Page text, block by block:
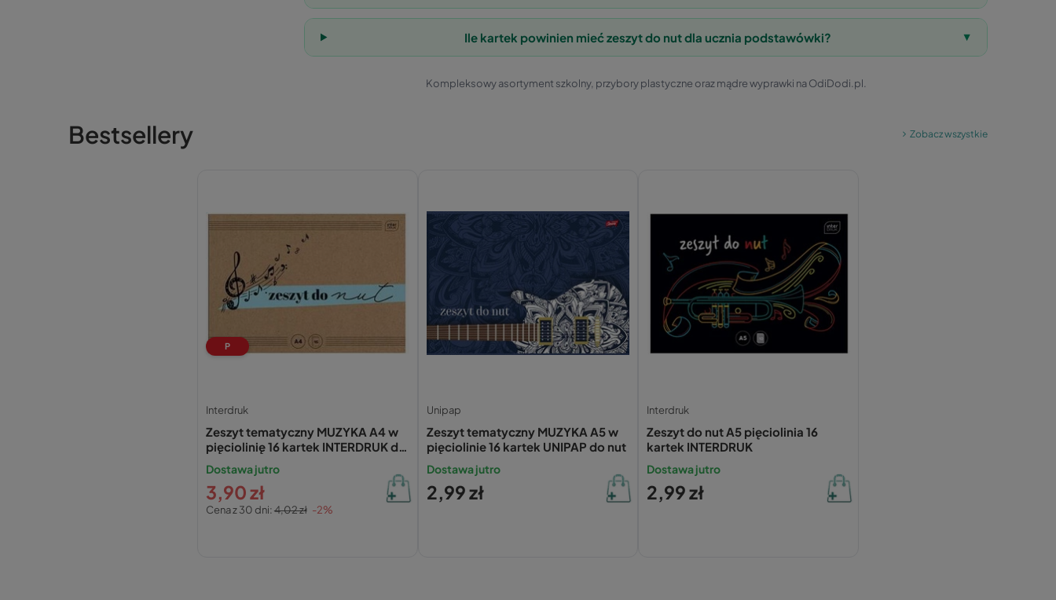
Ile kartek powinien mieć zeszyt do nut dla ucznia podstawówki? ▼
Kompleksowy asortyment szkolny, przybory plastyczne oraz mądre wyprawki na OdiDodi.pl.
Bestsellery Zobacz wszystkie
P
Interdruk
Zeszyt tematyczny MUZYKA A4 w
pięciolinię 16 kartek INTERDRUK do
nut
Dostawa jutro
3,90 zł
Cena z 30 dni:4,02 zł -2%
Unipap
Zeszyt tematyczny MUZYKA A5 w
pięciolinie 16 kartek UNIPAP do nut
Dostawa jutro
2,99 zł
Interdruk
Zeszyt do nut A5 pięciolinia 16
kartek INTERDRUK
Dostawa jutro
2,99 zł